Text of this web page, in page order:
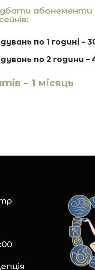
абонементи
по 1 годині –
по 2 години –
– 1 місяць